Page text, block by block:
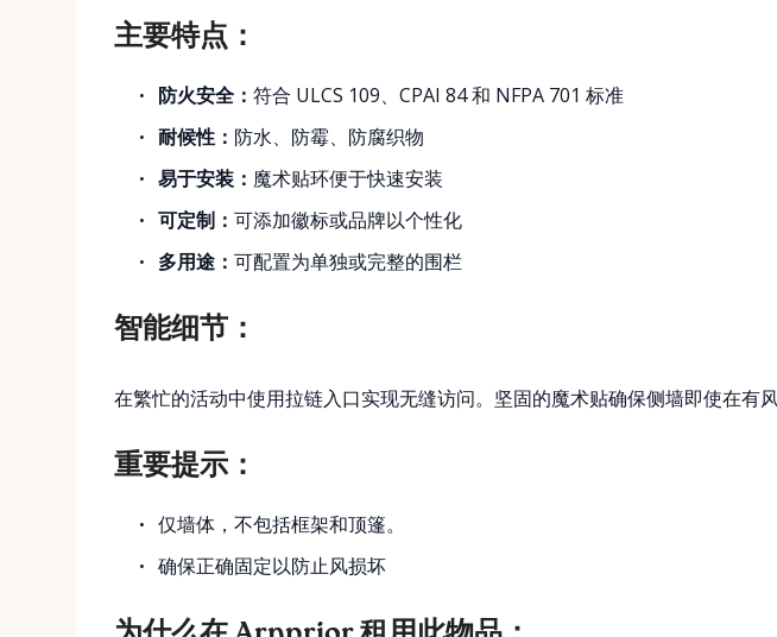
主要特点：
防火安全：符合 ULCS 109、CPAI 84 和 NFPA 701 标准
耐候性： 防水、防霉、防腐织物
易于安装： 魔术贴环便于快速安装
可定制：可添加徽标或品牌以个性化
多用途：可配置为单独或完整的围栏
智能细节：
在繁忙的活动中使用拉链入口实现无缝访问。坚固的魔术贴确保侧墙即使在有
重要提示：
仅墙体，不包括框架和顶篷。
确保正确固定以防止风损坏